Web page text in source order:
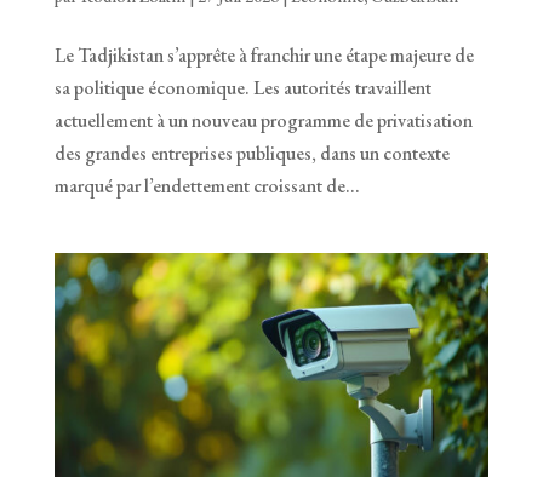
Le Tadjikistan s’apprête à franchir une étape majeure de
sa politique économique. Les autorités travaillent
actuellement à un nouveau programme de privatisation
des grandes entreprises publiques, dans un contexte
marqué par l’endettement croissant de...